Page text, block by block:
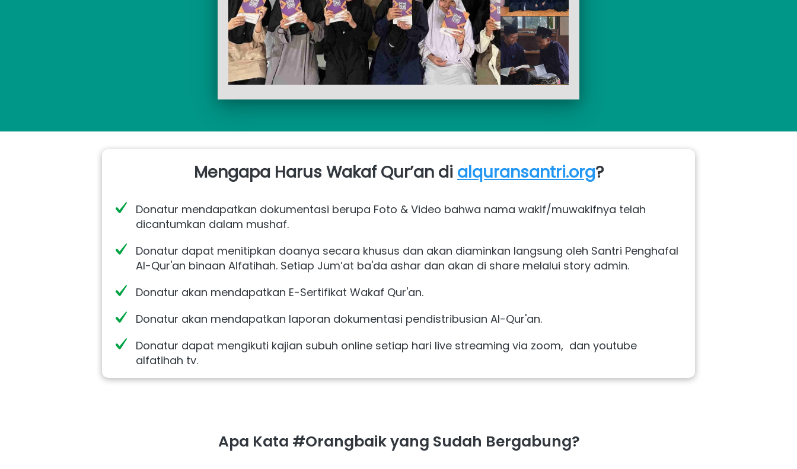
Mengapa Harus Wakaf Qur’an di alquransantri.org?
Donatur mendapatkan dokumentasi berupa Foto & Video bahwa nama wakif/muwakifnya telah
dicantumkan dalam mushaf.
Donatur dapat menitipkan doanya secara khusus dan akan diaminkan langsung oleh Santri Penghafal
Al-Qur'an binaan Alfatihah. Setiap Jum’at ba'da ashar dan akan di share melalui story admin.
Donatur akan mendapatkan E-Sertifikat Wakaf Qur'an.
Donatur akan mendapatkan laporan dokumentasi pendistribusian Al-Qur'an.
Donatur dapat mengikuti kajian subuh online setiap hari live streaming via zoom,  dan youtube
alfatihah tv.
Apa Kata #Orangbaik yang Sudah Bergabung?